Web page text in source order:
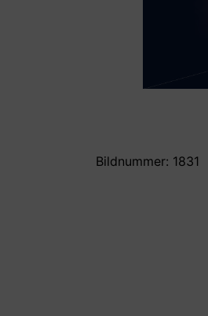
Bildnummer: 1831